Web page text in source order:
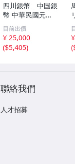
四川銀幣 中国銀
幣 中華民國元年
軍政府造 壹圓 古
銭 銀貨 アンティ
ーク
目前出價
¥ 25,000
($5,405)
(
聯絡我們
人才招募